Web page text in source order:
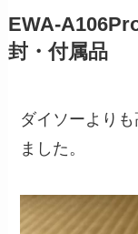
EWA-
封・付属品
ダイソーより
ました。